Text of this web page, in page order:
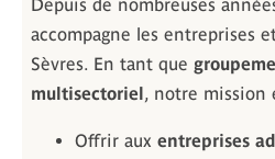
Depuis de nombreuses
accompagne les entreprises
Sèvres. En tant que
multisectoriel , notre mission
Offrir aux entreprises